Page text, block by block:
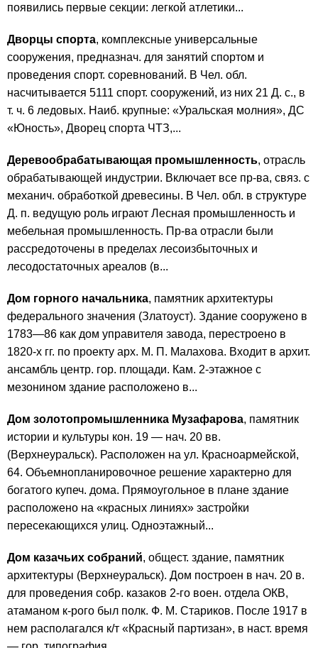
появились первые секции: легкой атлетики...
Дворцы спорта, комплексные универсальные
сооружения, предназнач. для занятий спортом и
проведения спорт. соревнований. В Чел. обл.
насчитывается 5111 спорт. сооружений, из них 21 Д. с., в
т. ч. 6 ледовых. Наиб. крупные: «Уральская молния», ДС
«Юность», Дворец спорта ЧТЗ,...
Деревообрабатывающая промышленность, отрасль
обрабатывающей индустрии. Включает все пр-ва, связ. с
механич. обработкой древесины. В Чел. обл. в структуре
Д. п. ведущую роль играют Лесная промышленность и
мебельная промышленность. Пр-ва отрасли были
рассредоточены в пределах лесоизбыточных и
лесодостаточных ареалов (в...
Дом горного начальника, памятник архитектуры
федерального значения (Златоуст). Здание сооружено в
1783—86 как дом управителя завода, перестроено в
1820-х гг. по проекту арх. М. П. Малахова. Входит в архит.
ансамбль центр. гор. площади. Кам. 2-этажное с
мезонином здание расположено в...
Дом золотопромышленника Музафарова, памятник
истории и культуры кон. 19 — нач. 20 вв.
(Верхнеуральск). Расположен на ул. Красноармейской,
64. Объемнопланировочное решение характерно для
богатого купеч. дома. Прямоугольное в плане здание
расположено на «красных линиях» застройки
пересекающихся улиц. Одноэтажный...
Дом казачьих собраний, общест. здание, памятник
архитектуры (Верхнеуральск). Дом построен в нач. 20 в.
для проведения собр. казаков 2-го воен. отдела ОКВ,
атаманом к-рого был полк. Ф. М. Стариков. После 1917 в
нем располагался к/т «Красный партизан», в наст. время